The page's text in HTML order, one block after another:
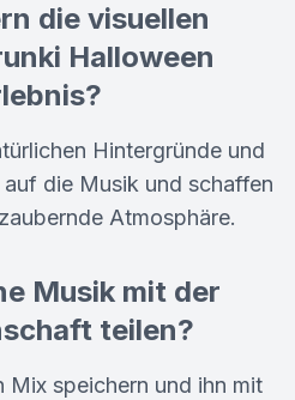
die visuellen
Halloween
Hintergründe und
die Musik und schaffen
Atmosphäre.
Musik mit der
teilen?
Mix speichern und ihn mit